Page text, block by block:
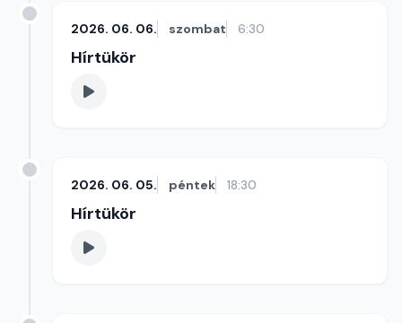
2026. 06. 06. szombat 6:30
Hírtükör
2026. 06. 05. péntek 18:30
Hírtükör